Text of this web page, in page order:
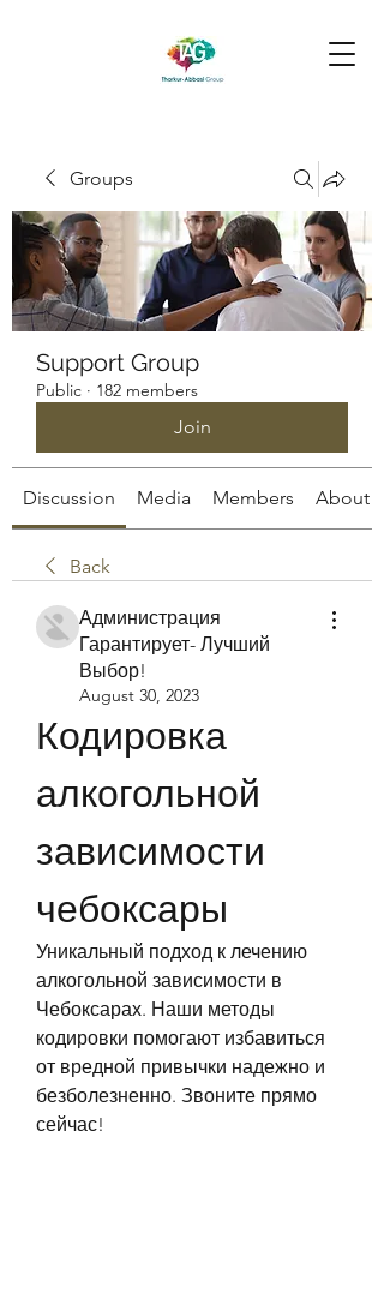
Groups
Support Group
Public · 182 members
Join
Discussion Media Members About
Back
Администрация
Гарантирует- Лучший
Выбор!
August 30, 2023
Кодировка
алкогольной
зависимости
чебоксары
Уникальный подход к лечению
алкогольной зависимости в
Чебоксарах. Наши методы
кодировки помогают избавиться
от вредной привычки надежно и
безболезненно. Звоните прямо
сейчас!